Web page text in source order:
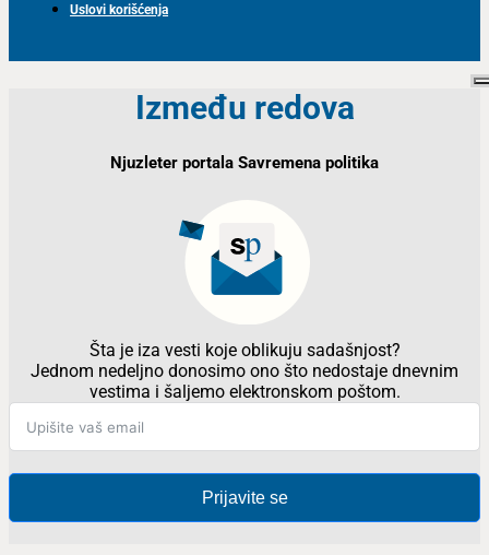
Uslovi korišćenja
Između redova
Njuzleter portala Savremena politika
Šta je iza vesti koje oblikuju sadašnjost?
Jednom nedeljno donosimo ono što nedostaje dnevnim
vestima i šaljemo elektronskom poštom.
Prijavite se